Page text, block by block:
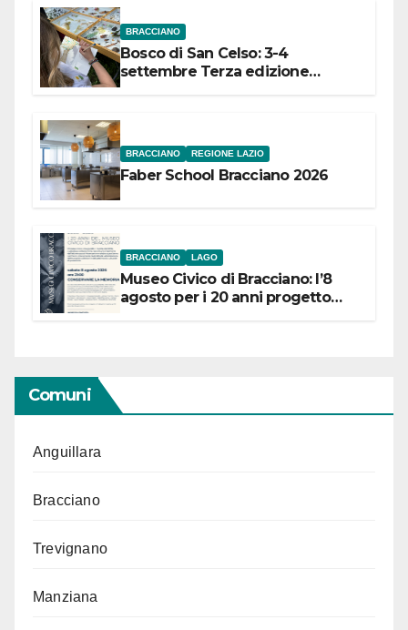
BRACCIANO
Bosco di San Celso: 3-4
settembre Terza edizione
BRACCIANO REGIONE LAZIO
Faber School Bracciano 2026
BRACCIANO LAGO
Museo Civico di Bracciano: l’8
agosto per i 20 anni progetto
Comuni
Anguillara
Bracciano
Trevignano
Manziana